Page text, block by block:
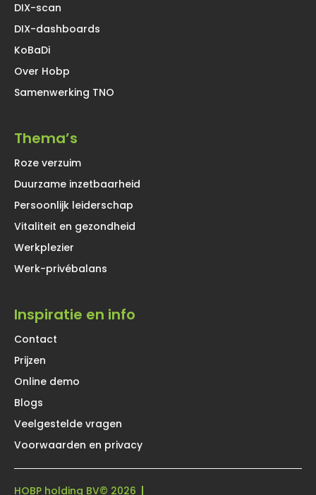
DIX-scan
DIX-dashboards
KoBaDi
Over Hobp
Samenwerking TNO
Thema’s
Roze verzuim
Duurzame inzetbaarheid
Persoonlijk leiderschap
Vitaliteit en gezondheid
Werkplezier
Werk-privébalans
Inspiratie en info
Contact
Prijzen
Online demo
Blogs
Veelgestelde vragen
Voorwaarden en privacy
HOBP holding BV© 2026